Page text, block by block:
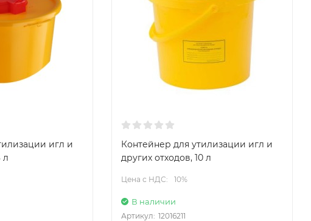
игл и
л
Контейнер для утилизации игл и
других отходов, 10 л
Цена с НДС: 10%
В наличии
Артикул: 12016211